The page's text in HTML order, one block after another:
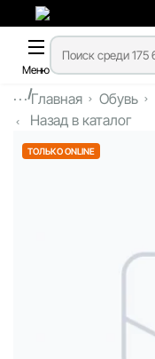
Меню
...Главная Обувь
Назад в каталог
ТОЛЬКО ONLINE